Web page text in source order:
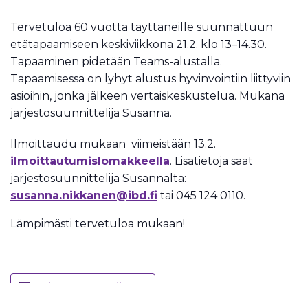
Tervetuloa 60 vuotta täyttäneille suunnattuun
etätapaamiseen keskiviikkona 21.2. klo 13–14.30.
Tapaaminen pidetään Teams-alustalla.
Tapaamisessa on lyhyt alustus hyvinvointiin liittyviin
asioihin, jonka jälkeen vertaiskeskustelua. Mukana
järjestösuunnittelija Susanna.
Ilmoittaudu mukaan viimeistään 13.2.
ilmoittautumislomakkeella. Lisätietoja saat
järjestösuunnittelija Susannalta:
susanna.nikkanen@ibd.fi tai 045 124 0110.
Lämpimästi tervetuloa mukaan!